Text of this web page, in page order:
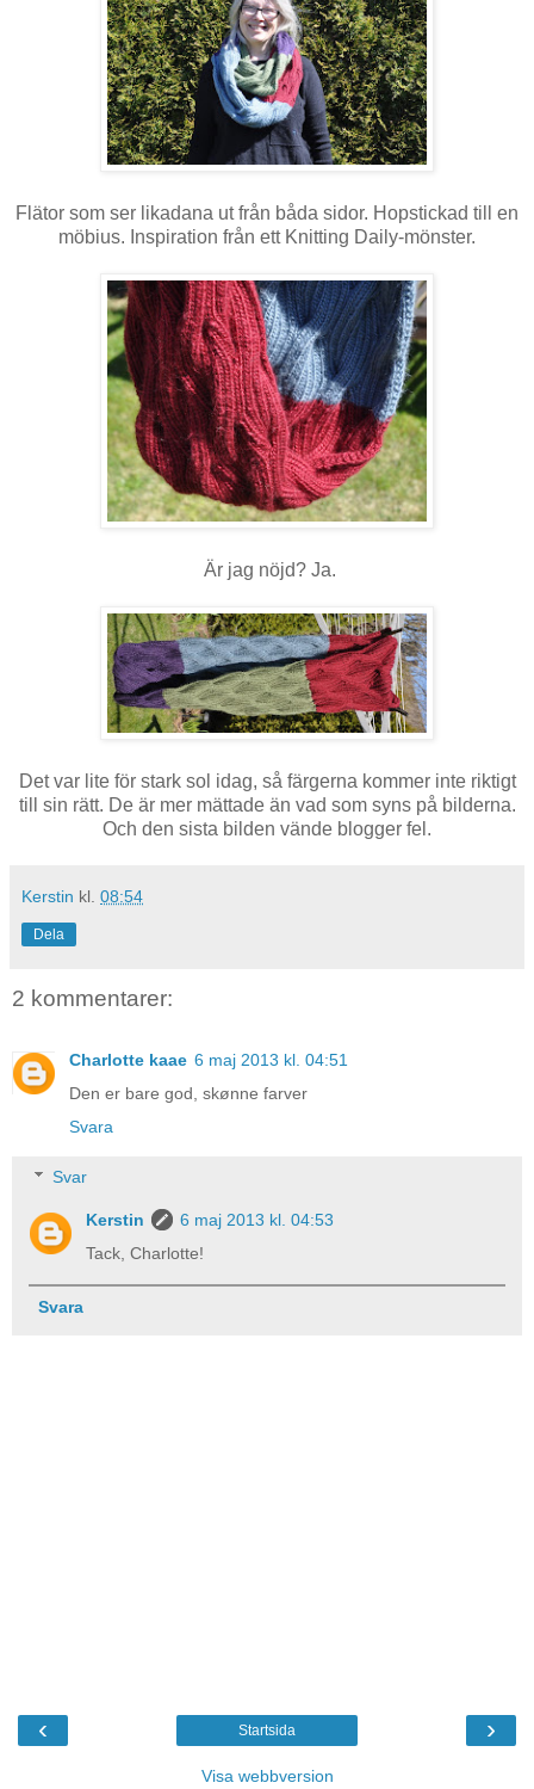
Flätor som ser likadana ut från båda sidor. Hopstickad till en
möbius. Inspiration från ett Knitting Daily-mönster.
Är jag nöjd? Ja.
Det var lite för stark sol idag, så färgerna kommer inte riktigt
till sin rätt. De är mer mättade än vad som syns på bilderna.
Och den sista bilden vände blogger fel.
Kerstin kl. 08:54
Dela
2 kommentarer:
Charlotte kaae 6 maj 2013 kl. 04:51
Den er bare god, skønne farver
Svara
Svar
Kerstin
6 maj 2013 kl. 04:53
Tack, Charlotte!
Svara
‹ ›
Startsida
Visa webbversion